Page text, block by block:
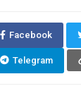
Facebook
Telegram